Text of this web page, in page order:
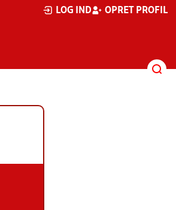
LOG IND OPRET PROFIL